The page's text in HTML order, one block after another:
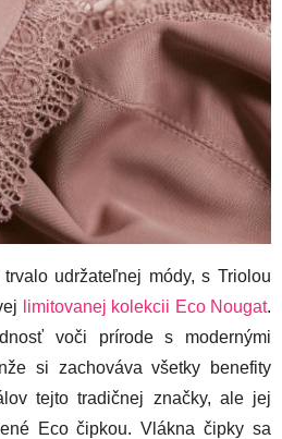
udržateľnej módy, s Triolou
limitovanej kolekcii Eco Nougat.
voči prírode s modernými
si zachováva všetky benefity
tejto tradičnej značky, ale jej
Eco čipkou. Vlákna čipky sa